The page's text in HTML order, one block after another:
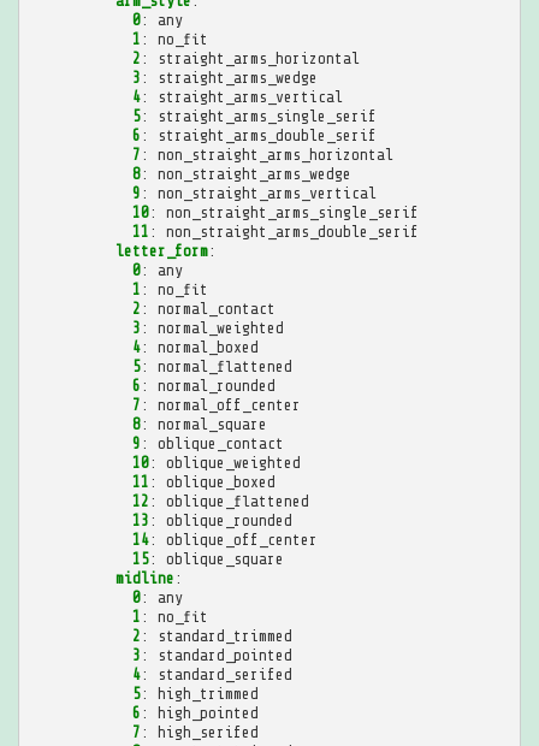
0:
any
1 :
no_fit
2 :
straight_arms_horizontal
3 :
straight_arms_wedge
4:
straight_arms_vertical
5:
straight_arms_single_serif
6 :
straight_arms_double_serif
7 :
non_straight_arms_horizontal
8:
non_straight_arms_wedge
9 :
non_straight_arms_vertical
10:
non_straight_arms_single_serif
11 :
non_straight_arms_double_serif
letter_form:
0:
any
1 :
no_fit
2 :
normal_contact
3 :
normal_weighted
4:
normal_boxed
5:
normal_flattened
6 :
normal_rounded
7 :
normal_off_center
8:
normal_square
9 :
oblique_contact
10:
oblique_weighted
11 :
oblique_boxed
12 :
oblique_flattened
13 :
oblique_rounded
14:
oblique_off_center
15:
oblique_square
midline :
0:
any
1 :
no_fit
2 :
standard_trimmed
3 :
standard_pointed
4:
standard_serifed
5:
high_trimmed
6 :
high_pointed
7 :
high_serifed